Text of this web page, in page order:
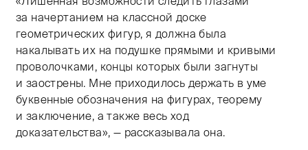
за начертанием на классной доске
геометрических фигур, я должна была
накалывать их на подушке прямыми и кривыми
проволочками, концы которых были загнуты
и заострены. Мне приходилось держать в уме
буквенные обозначения на фигурах, теорему
и заключение, а также весь ход
доказательства», — рассказывала она.